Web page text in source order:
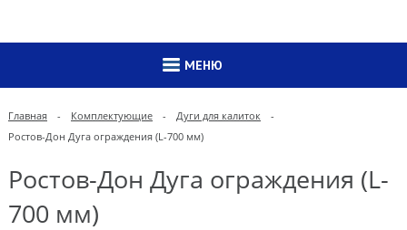
МЕНЮ
Главная - Комплектующие - Дуги для калиток
-
Ростов-Дон Дуга ограждения (L-700 мм)
Ростов-Дон Дуга ограждения (L-
700 мм)